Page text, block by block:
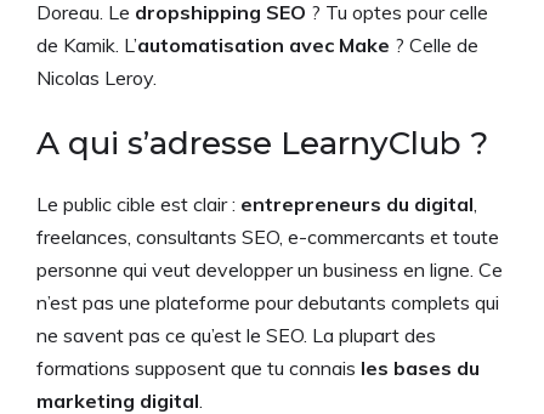
Doreau. Le dropshipping SEO ? Tu optes pour celle
de Kamik. L’automatisation avec Make ? Celle de
Nicolas Leroy.
A qui s’adresse LearnyClub ?
Le public cible est clair : entrepreneurs du digital
freelances, consultants SEO, e-commercants et toute
personne qui veut developper un business en ligne. Ce
n’est pas une plateforme pour debutants complets qui
ne savent pas ce qu’est le SEO. La plupart des
formations supposent que tu connais les bases du
marketing digital